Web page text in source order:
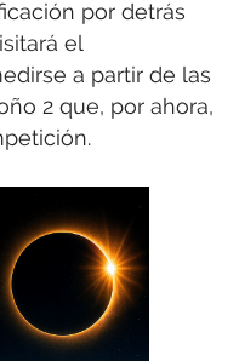
por detrás
el
a partir de las
2 que, por ahora,